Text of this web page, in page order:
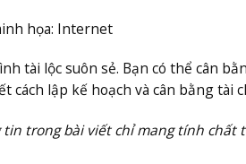
họa: Internet
tài lộc suôn sẻ. Bạn có thể cân
cách lập kế hoạch và cân bằng
tin trong bài viết chỉ mang tính chất